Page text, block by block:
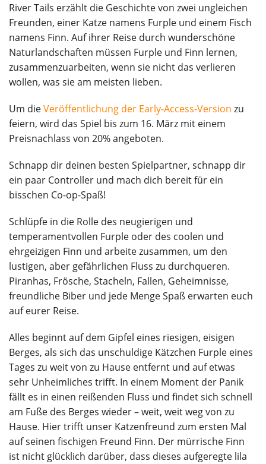
River Tails erzählt die Geschichte von zwei ungleichen
Freunden, einer Katze namens Furple und einem Fisch
namens Finn. Auf ihrer Reise durch wunderschöne
Naturlandschaften müssen Furple und Finn lernen,
zusammenzuarbeiten, wenn sie nicht das verlieren
wollen, was sie am meisten lieben.
Um dieVeröffentlichung der Early-Access-Version zu
feiern, wird das Spiel bis zum 16. März mit einem
Preisnachlass von 20% angeboten.
Schnapp dir deinen besten Spielpartner, schnapp dir
ein paar Controller und mach dich bereit für ein
bisschen Co-op-Spaß!
Schlüpfe in die Rolle des neugierigen und
temperamentvollen Furple oder des coolen und
ehrgeizigen Finn und arbeite zusammen, um den
lustigen, aber gefährlichen Fluss zu durchqueren.
Piranhas, Frösche, Stacheln, Fallen, Geheimnisse,
freundliche Biber und jede Menge Spaß erwarten euch
auf eurer Reise.
Alles beginnt auf dem Gipfel eines riesigen, eisigen
Berges, als sich das unschuldige Kätzchen Furple eines
Tages zu weit von zu Hause entfernt und auf etwas
sehr Unheimliches trifft. In einem Moment der Panik
fällt es in einen reißenden Fluss und findet sich schnell
am Fuße des Berges wieder – weit, weit weg von zu
Hause. Hier trifft unser Katzenfreund zum ersten Mal
auf seinen fischigen Freund Finn. Der mürrische Finn
ist nicht glücklich darüber, dass dieses aufgeregte lila